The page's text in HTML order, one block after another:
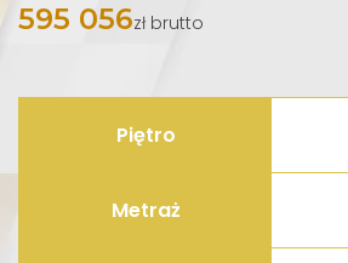
595 056zł brutto
Piętro
Metraż